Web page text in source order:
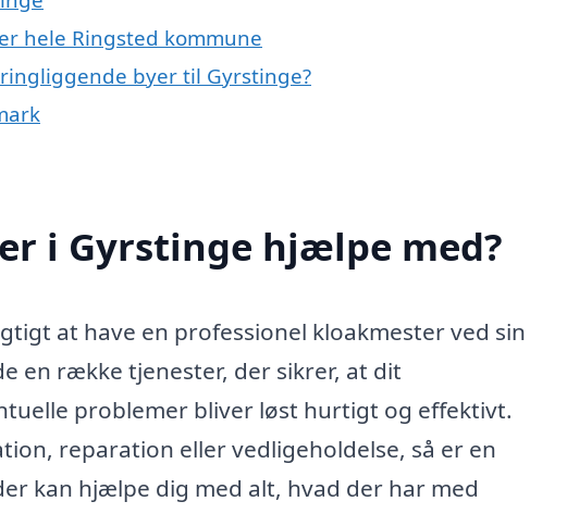
hele Ringsted kommune
byer til Gyrstinge?
i Gyrstinge hjælpe med?
at have en professionel kloakmester ved sin
en række tjenester, der sikrer, at dit
problemer bliver løst hurtigt og effektivt.
reparation eller vedligeholdelse, så er en
kan hjælpe dig med alt, hvad der har med